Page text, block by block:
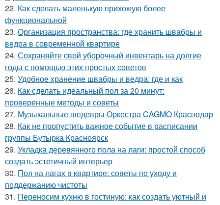
22. Как сделать маленькую прихожую более
функциональной
23. Организация пространства: где хранить швабры и
ведра в современной квартире
24. Сохраняйте свой уборочный инвентарь на долгие
годы с помощью этих простых советов
25. Удобное хранение швабры и ведра: где и как
26. Как сделать идеальный пол за 20 минут:
проверенные методы и советы
27. Музыкальные шедевры Оркестра CAGMO Краснодар
28. Как не пропустить важное событие в расписании
группы Бутырка Красноярск
29. Укладка деревянного пола на лаги: простой способ
создать эстетичный интерьер
30. Пол на лагах в квартире: советы по уходу и
поддержанию чистоты
31. Переносим кухню в гостиную: как создать уютный и